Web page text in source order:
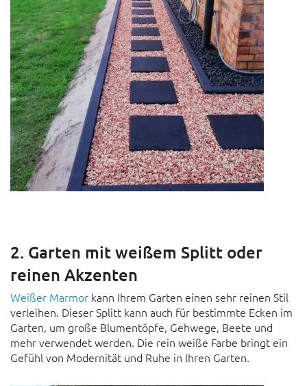
2. Garten mit weißem Splitt oder
reinen Akzenten
Weißer Marmor kann Ihrem Garten einen sehr reinen Stil
verleihen. Dieser Splitt kann auch für bestimmte Ecken im
Garten, um große Blumentöpfe, Gehwege, Beete und
mehr verwendet werden. Die rein weiße Farbe bringt ein
Gefühl von Modernität und Ruhe in Ihren Garten.